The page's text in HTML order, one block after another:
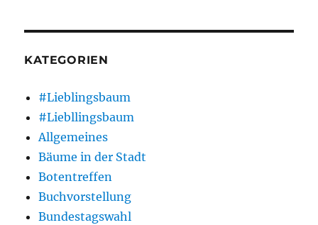
KATEGORIEN
#Lieblingsbaum
#Liebllingsbaum
Allgemeines
Bäume in der Stadt
Botentreffen
Buchvorstellung
Bundestagswahl